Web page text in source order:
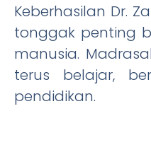
Keberhasilan Dr.
tonggak penting
manusia.
terus belajar,
pendidikan.